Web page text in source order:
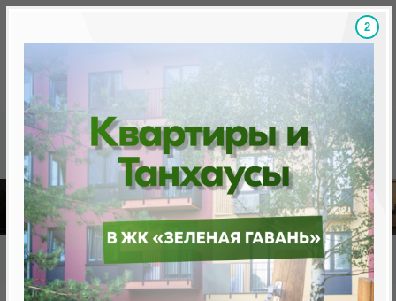
Скидки на новостройки, бонусы Готовые
Главная База новостроек Минска «Минск Мир»
12.4 "Амстердам", квартал Западная Европа
1